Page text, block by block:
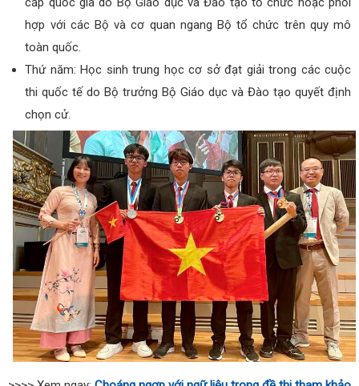
hợp với các Bộ và cơ quan ngang Bộ tổ chức trên quy mô
toàn quốc.
Thứ năm: Học sinh trung học cơ sở đạt giải trong các cuộc
thi quốc tế do Bộ trưởng Bộ Giáo dục và Đào tạo quyết định
chọn cử.